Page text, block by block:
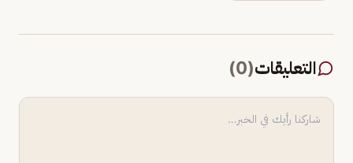
التعليقات(
0
)